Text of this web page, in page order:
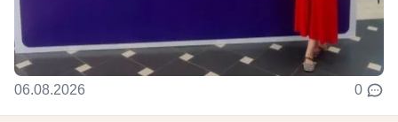
06.08.2026 0